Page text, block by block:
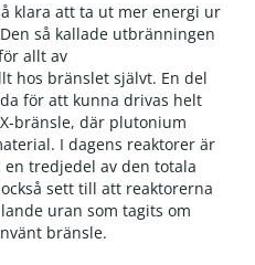
klara att ta ut mer energi ur
så kallade utbränningen
allt av
hos bränslet självt. En del
för att kunna drivas helt
bränsle, där plutonium
I dagens reaktorer är
tredjedel av den totala
sett till att reaktorerna
uran som tagits om
bränsle.